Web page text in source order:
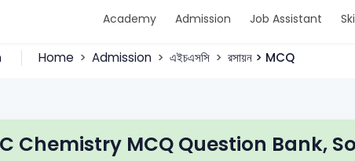
Academy Admission Job Assistant
Home Admission এইচএসসি রসায়ন > MCQ
Chemistry MCQ Question Bank,